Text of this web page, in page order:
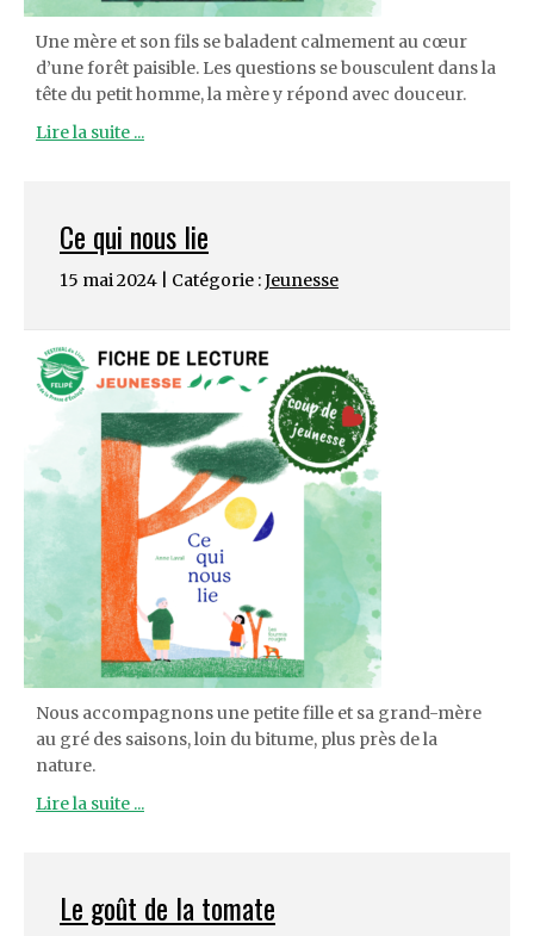
Une mère et son fils se baladent calmement au cœur
d’une forêt paisible. Les questions se bousculent dans la
tête du petit homme, la mère y répond avec douceur.
Lire la suite ...
Ce qui nous lie
15 mai 2024 | Catégorie :Jeunesse
Nous accompagnons une petite fille et sa grand-mère
au gré des saisons, loin du bitume, plus près de la
nature.
Lire la suite ...
Le goût de la tomate